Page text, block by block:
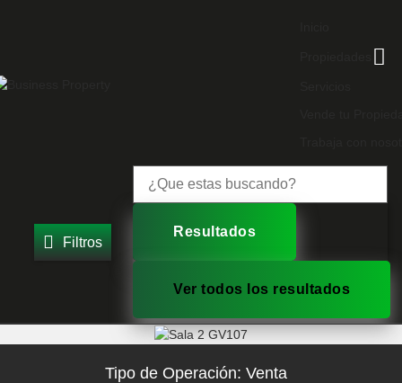
Resultados
Ver todos los resultados
Filtros
Tipo de Operación: Venta